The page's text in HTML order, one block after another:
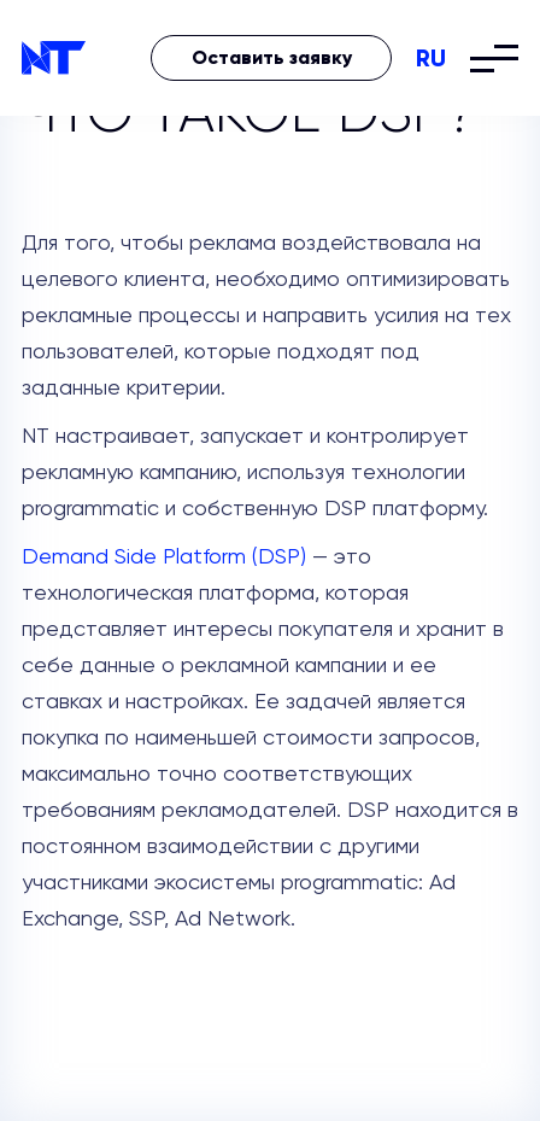
RU
Оставить заявку
ЧТО ТАКОЕ DSP?
Для того, чтобы реклама воздействовала на
целевого клиента, необходимо оптимизировать
рекламные процессы и направить усилия на тех
пользователей, которые подходят под
заданные критерии.
NT настраивает, запускает и контролирует
рекламную кампанию, используя технологии
programmatic и собственную DSP платформу.
Demand Side Platform (DSP) — это
технологическая платформа, которая
представляет интересы покупателя и хранит в
себе данные о рекламной кампании и ее
ставках и настройках. Ее задачей является
покупка по наименьшей стоимости запросов,
максимально точно соответствующих
требованиям рекламодателей. DSP находится в
постоянном взаимодействии с другими
участниками экосистемы programmatic: Ad
Exchange, SSP, Ad Network.